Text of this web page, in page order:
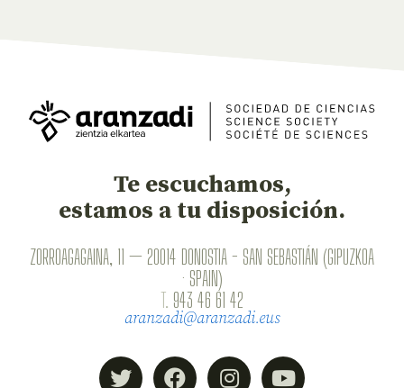
Te escuchamos,
estamos a tu disposición.
ZORROAGAGAINA, 11 — 20014 DONOSTIA - SAN SEBASTIÁN (GIPUZKOA
· SPAIN)
T. 943 46 61 42
aranzadi@aranzadi.eus